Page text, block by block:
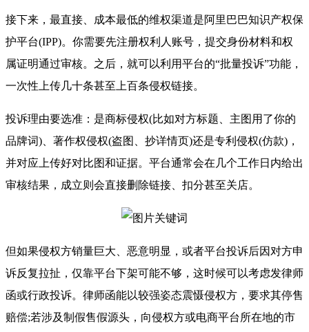
接下来，最直接、成本最低的维权渠道是阿里巴巴知识产权保
护平台(IPP)。你需要先注册权利人账号，提交身份材料和权
属证明通过审核。之后，就可以利用平台的“批量投诉”功能，
一次性上传几十条甚至上百条侵权链接。
投诉理由要选准：是商标侵权(比如对方标题、主图用了你的
品牌词)、著作权侵权(盗图、抄详情页)还是专利侵权(仿款)，
并对应上传好对比图和证据。平台通常会在几个工作日内给出
审核结果，成立则会直接删除链接、扣分甚至关店。
但如果侵权方销量巨大、恶意明显，或者平台投诉后因对方申
诉反复拉扯，仅靠平台下架可能不够，这时候可以考虑发律师
函或行政投诉。律师函能以较强姿态震慑侵权方，要求其停售
赔偿;若涉及制假售假源头，向侵权方或电商平台所在地的市